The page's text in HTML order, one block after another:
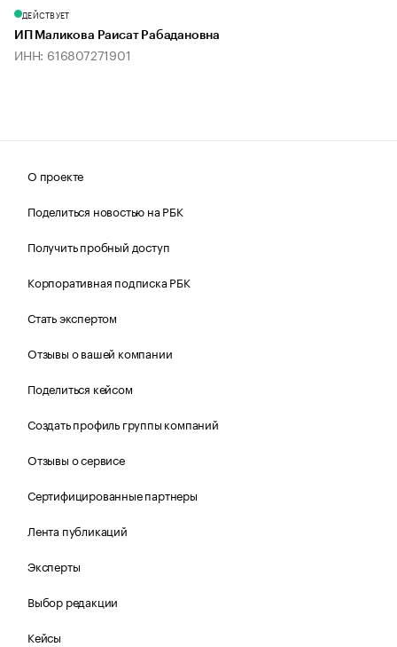
ДЕЙСТВУЕТ
ИП Маликова Раисат Рабадановна
ИНН: 616807271901
О проекте
Поделиться новостью на РБК
Получить пробный доступ
Корпоративная подписка РБК
Стать экспертом
Отзывы о вашей компании
Поделиться кейсом
Создать профиль группы компаний
Отзывы о сервисе
Сертифицированные партнеры
Лента публикаций
Эксперты
Выбор редакции
Кейсы